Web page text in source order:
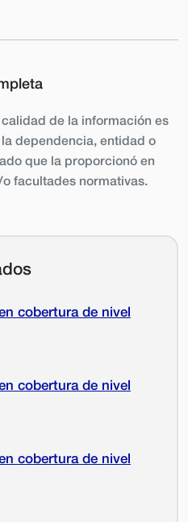
de la información es
dependencia, entidad o
que la proporcionó en
facultades normativas.
cobertura de nivel
cobertura de nivel
cobertura de nivel